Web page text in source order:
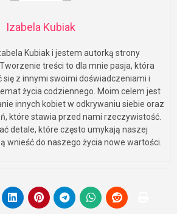
Izabela Kubiak
treści to dla mnie pasja, która
się z innymi swoimi doświadczeniami i
życia codziennego. Moim celem jest
innych kobiet w odkrywaniu siebie oraz
które stawia przed nami rzeczywistość.
detale, które często umykają naszej
wnieść do naszego życia nowe wartości.